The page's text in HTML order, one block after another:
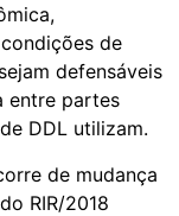
de
defensáveis
entre partes
DDL utilizam.
de mudança
RIR/2018